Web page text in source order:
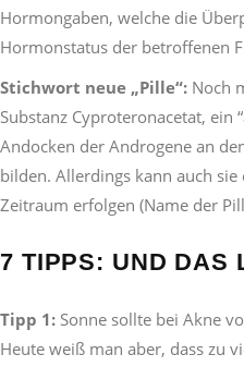
Hormongaben, welche die
Hormonstatus der betroffenen
Stichwort neue „Pille“: Noch
Substanz Cyproteronacetat,
Andocken der Androgene an
bilden. Allerdings kann auch
Zeitraum erfolgen (Name der
7 TIPPS: UND DAS
Tipp 1: Sonne sollte bei Akne
Heute weiß man aber, dass zu